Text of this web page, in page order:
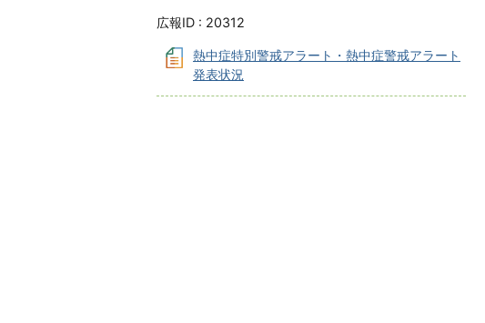
広報ID : 20312
熱中症特別警戒アラート・熱中症警戒アラート
発表状況